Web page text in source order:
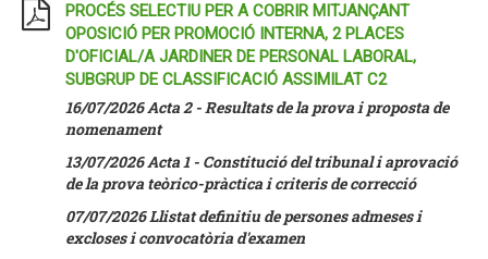
PROCÉS SELECTIU PER A COBRIR MITJANÇANT
OPOSICIÓ PER PROMOCIÓ INTERNA, 2 PLACES
D'OFICIAL/A JARDINER DE PERSONAL LABORAL,
SUBGRUP DE CLASSIFICACIÓ ASSIMILAT C2
16/07/2026 Acta 2 - Resultats de la prova i proposta de
nomenament
13/07/2026 Acta 1 - Constitució del tribunal i aprovació
de la prova teòrico-pràctica i criteris de correcció
07/07/2026Llistat definitiu de persones admeses i
excloses i convocatòria d'examen